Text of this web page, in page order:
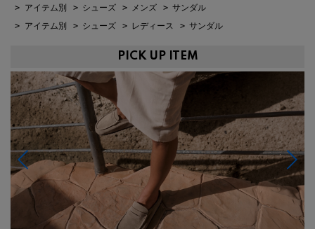
> アイテム別 > シューズ > メンズ > サンダル
> アイテム別 > シューズ > レディース > サンダル
PICK UP ITEM